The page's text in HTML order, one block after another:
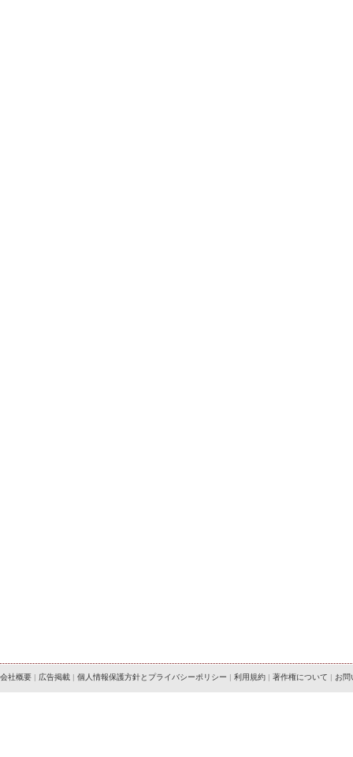
会社概要 | 広告掲載 | 個人情報保護方針とプライバシーポリシー | 利用規約 | 著作権について | お問